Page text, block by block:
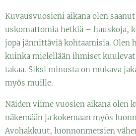
Kuvausvuosieni aikana olen
uskomattomia hetkiä – hauskoja,
jopa jännittäviä kohtaamisia. Olen
kuinka mielellään ihmiset
takaa. Siksi minusta on mukava
myös muille.
Näiden viime vuosien aikana olen
näkemään ja kokemaan myös
Avohakkuut, luonnonmetsien